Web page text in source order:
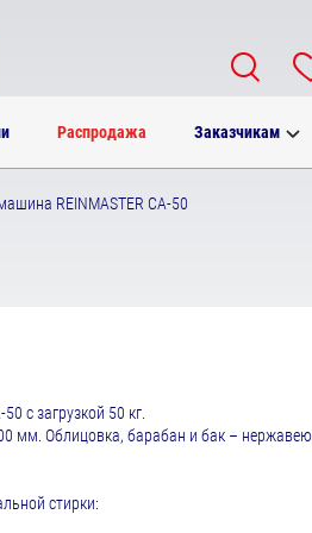
Распродажа Заказчикам
REINMASTER СА-50
с загрузкой 50 кг.
мм. Облицовка, барабан и бак –
стирки: